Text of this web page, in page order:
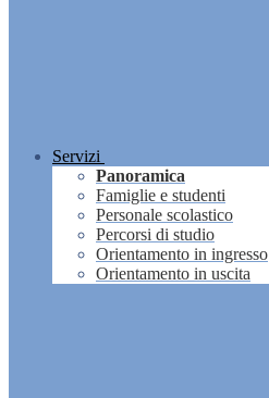
Servizi
Panoramica
Famiglie e studenti
Personale scolastico
Percorsi di studio
Orientamento in ingresso
Orientamento in uscita